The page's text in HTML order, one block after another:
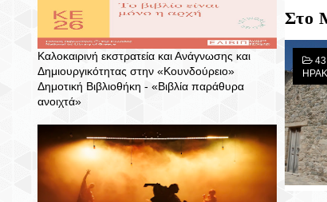
Καλοκαιρινή εκστρατεία και Ανάγνωσης και
Δημιουργικότητας στην «Κουνδούρειο»
Δημοτική Βιβλιοθήκη - «Βιβλία παράθυρα
ανοιχτά»
Στο